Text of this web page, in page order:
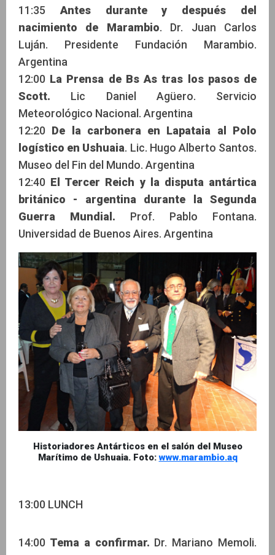
11:35 Antes durante y después del
nacimiento de Marambio. Dr. Juan Carlos
Luján. Presidente Fundación Marambio.
Argentina
12:00 La Prensa de Bs As tras los pasos de
Scott. Lic Daniel Agüero. Servicio
Meteorológico Nacional. Argentina
12:20 De la carbonera en Lapataia al Polo
logístico en Ushuaia. Lic. Hugo Alberto Santos.
Museo del Fin del Mundo. Argentina
12:40 El Tercer Reich y la disputa antártica
británico - argentina durante la Segunda
Guerra Mundial. Prof. Pablo Fontana.
Universidad de Buenos Aires. Argentina
Historiadores Antárticos en el salón del Museo
Marítimo de Ushuaia. Foto:www.marambio.aq
13:00 LUNCH
14:00 Tema a confirmar. Dr. Mariano Memoli.